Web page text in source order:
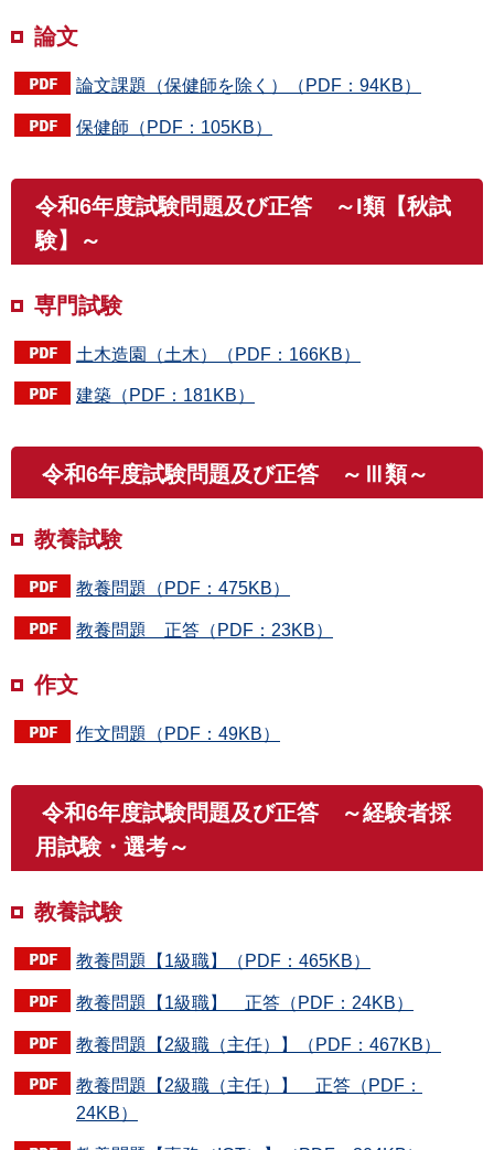
論文
論文課題（保健師を除く）（PDF：94KB）
保健師（PDF：105KB）
令和6年度試験問題及び正答 ～I類【秋試
験】～
専門試験
土木造園（土木）（PDF：166KB）
建築（PDF：181KB）
令和6年度試験問題及び正答 ～Ⅲ類～
教養試験
教養問題（PDF：475KB）
教養問題 正答（PDF：23KB）
作文
作文問題（PDF：49KB）
令和6年度試験問題及び正答 ～経験者採
用試験・選考～
教養試験
教養問題【1級職】（PDF：465KB）
教養問題【1級職】 正答（PDF：24KB）
教養問題【2級職（主任）】（PDF：467KB）
教養問題【2級職（主任）】 正答（PDF：
24KB）